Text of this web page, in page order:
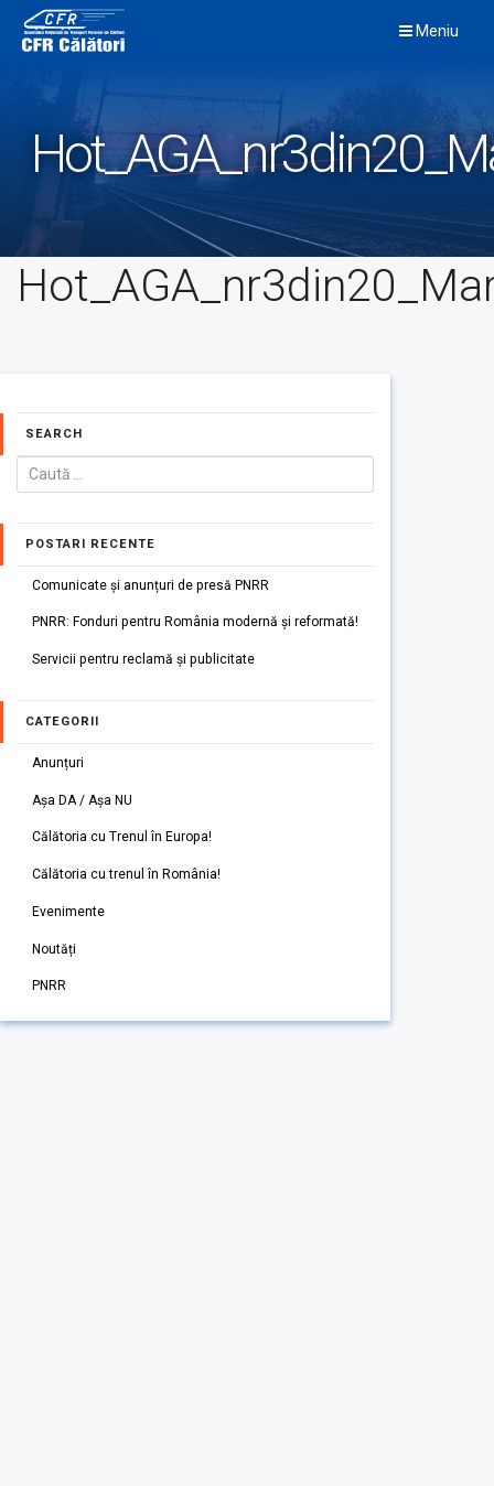
content
Meniu
SEARCH
POSTARI RECENTE
Comunicate și anunțuri de presă PNRR
PNRR: Fonduri pentru România modernă și reformată!
Servicii pentru reclamă și publicitate
CATEGORII
Anunțuri
Așa DA / Așa NU
Călătoria cu Trenul în Europa!
Călătoria cu trenul în România!
Evenimente
Noutăți
PNRR